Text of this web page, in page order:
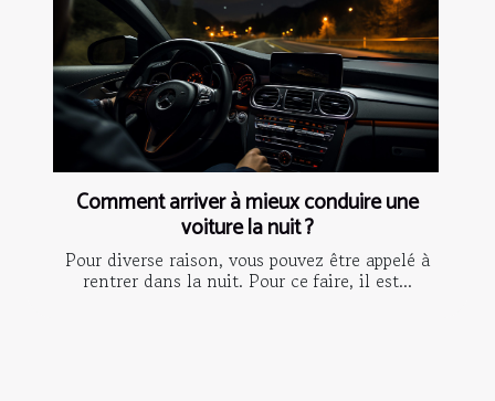
Comment arriver à mieux conduire une
voiture la nuit ?
Pour diverse raison, vous pouvez être appelé à
rentrer dans la nuit. Pour ce faire, il est...